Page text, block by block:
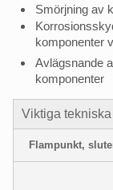
Smörjning av
komponenter
Avlägsnande
komponenter
Viktiga tekniska
Flampunkt,